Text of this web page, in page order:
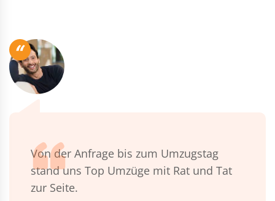
“
Von der Anfrage bis zum Umzugstag
stand uns Top Umzüge mit Rat und Tat
zur Seite.